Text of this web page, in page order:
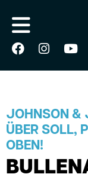
JOHNSON &
ÜBER SOLL,
OBEN!